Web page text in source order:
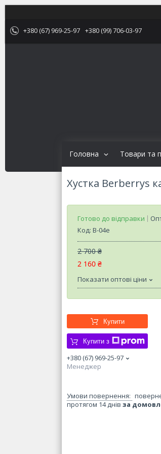
+380 (67) 969-25-97 +380 (99) 706-03-97
Головна Товари та
Хустка Berberrys
Готово до відправки
Код: B-04e
2 700 ₴
2 160 ₴
Показати оптові ціни
Купити
Купити з
+380 (67) 969-25-97
Менеджер
протягом 14 днів за